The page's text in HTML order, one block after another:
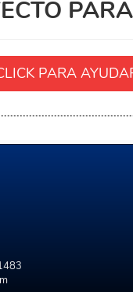
PARA